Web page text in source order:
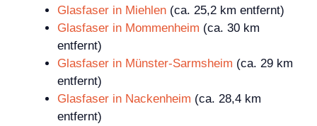
Glasfaser in Miehlen (ca. 25,2 km entfernt)
Glasfaser in Mommenheim (ca. 30 km
entfernt)
Glasfaser in Münster-Sarmsheim (ca. 29 km
entfernt)
Glasfaser in Nackenheim (ca. 28,4 km
entfernt)